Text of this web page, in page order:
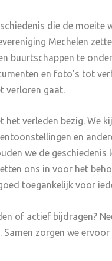
die de moeite
Mechelen
buurtschappen te
en foto’s tot
verloren gaat.
het verleden bezig. We
en
we de geschiedenis
ons in voor het
toegankelijk voor
of actief bijdragen?
Samen zorgen we